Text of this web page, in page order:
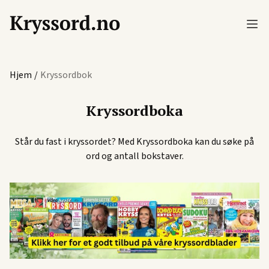
Hjem / Kryssordbok
Kryssordboka
Står du fast i kryssordet? Med Kryssordboka kan du søke på
ord og antall bokstaver.